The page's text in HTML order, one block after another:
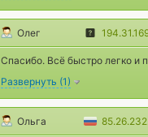
Олег
Спасибо. Всё быстро легко и
Развернуть (1)
Ольга